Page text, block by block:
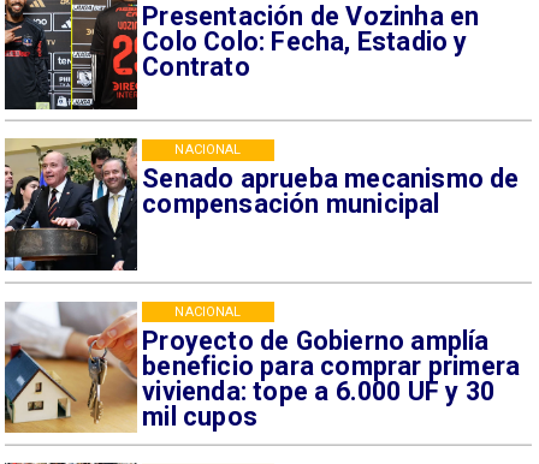
Presentación de Vozinha en
Colo Colo: Fecha, Estadio y
Contrato
Senado aprueba mecanismo de
compensación municipal
NACIONAL
Proyecto de Gobierno amplía
beneficio para comprar primera
vivienda: tope a 6.000 UF y 30
mil cupos
NACIONAL